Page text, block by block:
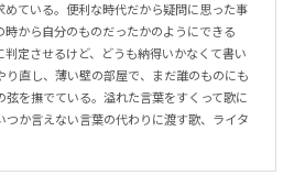
めている。便利な時代だから疑問に思った事
から自分のものだったかのようにできる
判定させるけど、どうも納得いかなくて書い
り直し、薄い壁の部屋で、まだ誰のものにも
弦を撫でている。溢れた言葉をすくって歌に
つか言えない言葉の代わりに渡す歌、ライタ